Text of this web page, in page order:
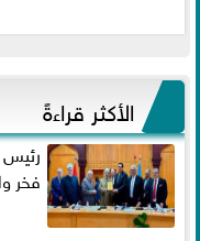
الأكثر قراءةً
رئيس
فخر